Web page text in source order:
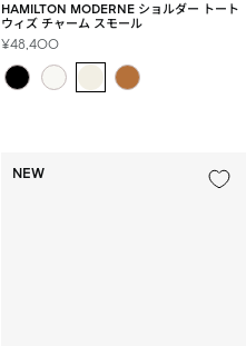
HAMILTON MODERNE ショルダー トート
ウィズ チャーム スモール
セ
ー
ル
¥48,400
NEW